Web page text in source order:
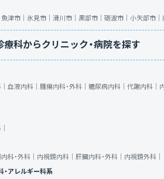
魚津市｜ 氷見市｜ 滑川市｜ 黒部市｜ 砺波市｜ 小矢部市｜
療科からクリニック・病院を探す
血液内科｜ 腫瘍内科・外科｜ 糖尿病内科｜ 代謝内科｜
科・外科｜ 内視鏡内科｜ 肝臓内科・外科｜ 内視鏡外科｜
・アレルギー科系